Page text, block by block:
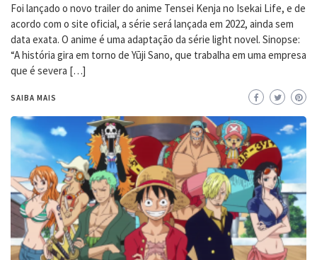
Foi lançado o novo trailer do anime Tensei Kenja no Isekai Life, e de
acordo com o site oficial, a série será lançada em 2022, ainda sem
data exata. O anime é uma adaptação da série light novel. Sinopse:
“A história gira em torno de Yūji Sano, que trabalha em uma empresa
que é severa […]
SAIBA MAIS